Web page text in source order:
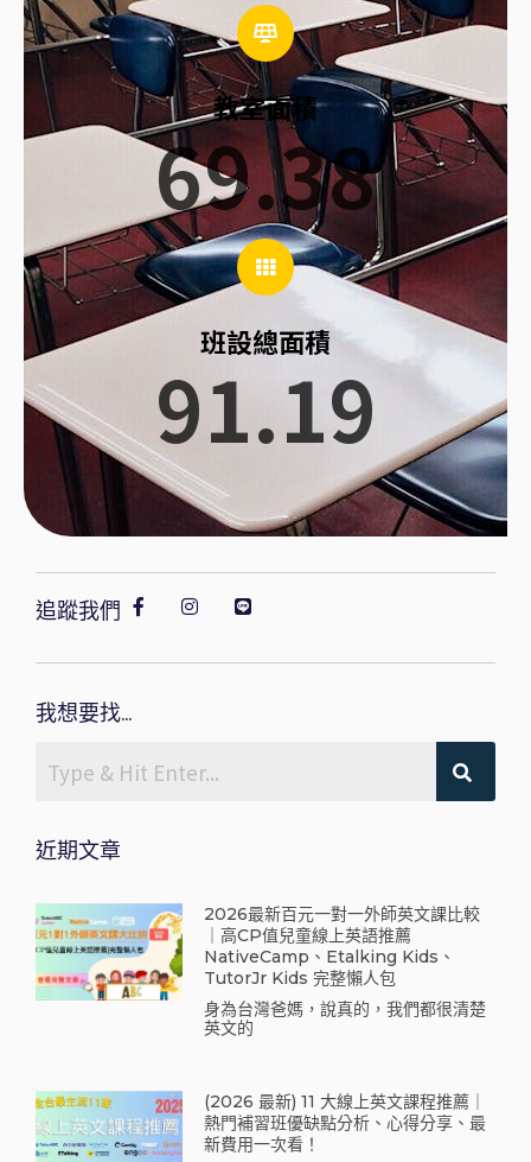
教室面積
69.38
班設總面積
91.19
追蹤我們
我想要找...
近期文章
2026最新百元一對一外師英文課比較
｜高CP值兒童線上英語推薦
NativeCamp、Etalking Kids、
TutorJr Kids 完整懶人包
身為台灣爸媽，說真的，我們都很清楚
英文的
(2026 最新) 11 大線上英文課程推薦｜
熱門補習班優缺點分析、心得分享、最
新費用一次看！